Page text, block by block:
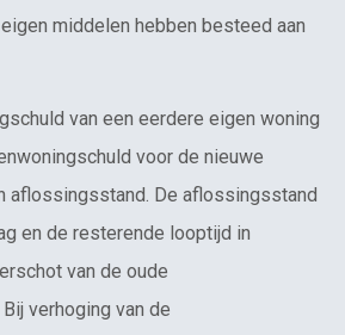
middelen hebben besteed aan
van een eerdere eigen woning
voor de nieuwe
aflossingsstand. De aflossingsstand
en de resterende looptijd in
van de oude
verhoging van de